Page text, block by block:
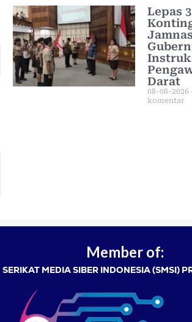
Lepas
Darat
08-08-2026
komentar
Member of:
SERIKAT MEDIA SIBER INDONESIA (SMSI)